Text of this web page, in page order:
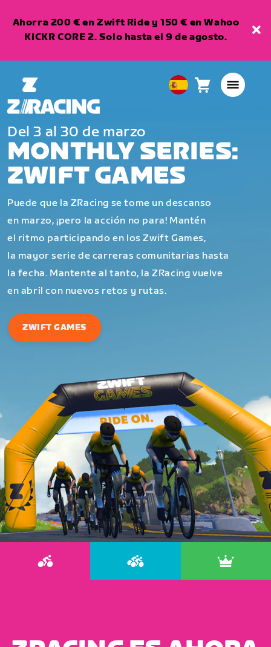
Ahorra 200 € en Zwift Ride y 150 € en Wahoo
KICKR CORE 2. Solo hasta el 9 de agosto.
EuropeanCarro0
Del 3 al 30 de marzo
MONTHLY SERIES:
ZWIFT GAMES
Puede que la ZRacing se tome un descanso
en marzo, ¡pero la acción no para! Mantén
el ritmo participando en los Zwift Games,
la mayor serie de carreras comunitarias hasta
la fecha. Mantente al tanto, la ZRacing vuelve
en abril con nuevos retos y rutas.
ZWIFT GAMES